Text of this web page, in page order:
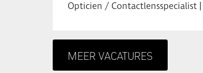
MEER VACATURES